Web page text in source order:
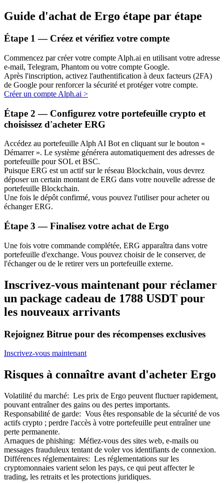
Investissement automobile
Obtenez des bénéfices à long terme et des intérêts flexibles
Apprenez le Staking
Découvrez comment gagner un revenu passif
Bitrue
AI
Partenaires Bitrue
Affiliés Bitrue
Jusqu'à 65 % de commissions !
Guide d'achat de Ergo étape par étape
Étape 1 — Créez et vérifiez votre compte
Commencez par créer votre compte Alph.ai en utilisant votre adresse
e-mail, Telegram, Phantom ou votre compte Google.
Après l'inscription, activez l'authentification à deux facteurs (2FA)
de Google pour renforcer la sécurité et protéger votre compte.
Créer un compte Alph.ai >
Étape 2 — Configurez votre portefeuille crypto et
choisissez d'acheter ERG
Accédez au portefeuille Alph AI Bot en cliquant sur le bouton «
Démarrer ». Le système générera automatiquement des adresses de
portefeuille pour SOL et BSC.
Puisque ERG est un actif sur le réseau Blockchain, vous devrez
déposer un certain montant de ERG dans votre nouvelle adresse de
portefeuille Blockchain.
Une fois le dépôt confirmé, vous pouvez l'utiliser pour acheter ou
échanger ERG.
Étape 3 —Finalisez votre achat de Ergo
Une fois votre commande complétée, ERG apparaîtra dans votre
portefeuille d'exchange. Vous pouvez choisir de le conserver, de
l'échanger ou de le retirer vers un portefeuille externe.
Inscrivez-vous maintenant pour réclamer
un package cadeau de 1788 USDT pour
les nouveaux arrivants
Rejoignez Bitrue pour des récompenses exclusives
Inscrivez-vous maintenant
Risques à connaître avant d'acheter Ergo
Volatilité du marché: Les prix de Ergo peuvent fluctuer rapidement,
pouvant entraîner des gains ou des pertes importants.
Responsabilité de garde: Vous êtes responsable de la sécurité de vos
actifs crypto ; perdre l'accès à votre portefeuille peut entraîner une
perte permanente.
Arnaques de phishing: Méfiez-vous des sites web, e-mails ou
messages frauduleux tentant de voler vos identifiants de connexion.
Différences réglementaires: Les réglementations sur les
cryptomonnaies varient selon les pays, ce qui peut affecter le
trading, les retraits et les protections juridiques.